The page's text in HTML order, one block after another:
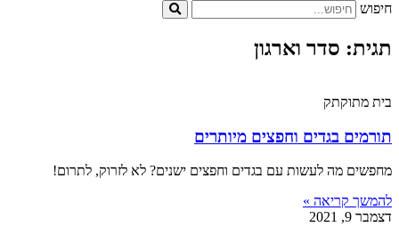
חיפוש
תגית: סדר וארגון
בית מתוקתק
תורמים בגדים וחפצים מיותרים
מחפשים מה לעשות עם בגדים וחפצים ישנים? לא לזרוק, לתרום!
להמשך קריאה »
דצמבר 9, 2021